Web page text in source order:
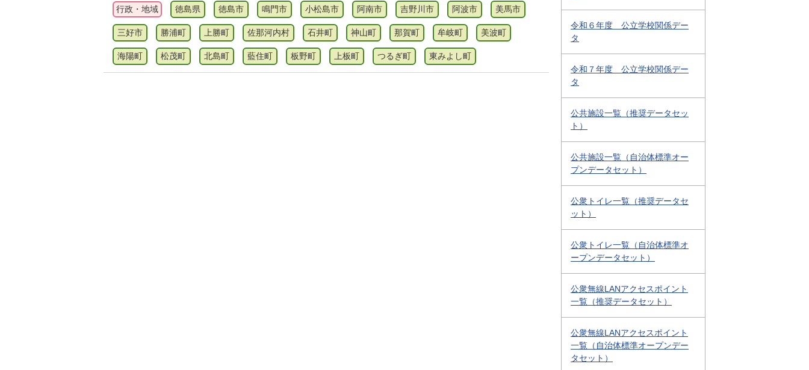
行政・地域 徳島県 徳島市 鳴門市 小松島市 阿南市 吉野川市 阿波市 美馬市
三好市 勝浦町 上勝町 佐那河内村 石井町 神山町 那賀町 牟岐町 美波町
海陽町 松茂町 北島町 藍住町 板野町 上板町 つるぎ町 東みよし町
令和６年度 公立学校関係デー
タ
令和７年度 公立学校関係デー
タ
公共施設一覧（推奨データセッ
ト）
公共施設一覧（自治体標準オー
プンデータセット）
公衆トイレ一覧（推奨データセ
ット）
公衆トイレ一覧（自治体標準オ
ープンデータセット）
公衆無線LANアクセスポイント
一覧（推奨データセット）
公衆無線LANアクセスポイント
一覧（自治体標準オープンデー
タセット）